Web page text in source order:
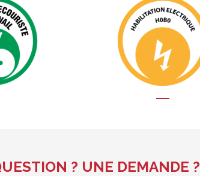
? UNE DEMANDE ?